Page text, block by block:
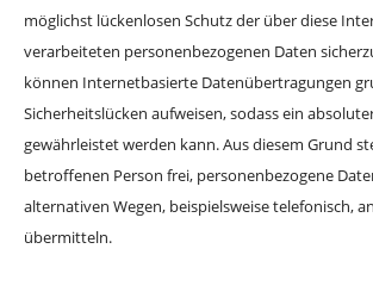
möglichst lückenlosen Schutz der über diese
verarbeiteten personenbezogenen Daten
können Internetbasierte Datenübertragungen
Sicherheitslücken aufweisen, sodass ein
gewährleistet werden kann. Aus diesem Grund
betroffenen Person frei, personenbezogene
alternativen Wegen, beispielsweise telefonisch,
übermitteln.